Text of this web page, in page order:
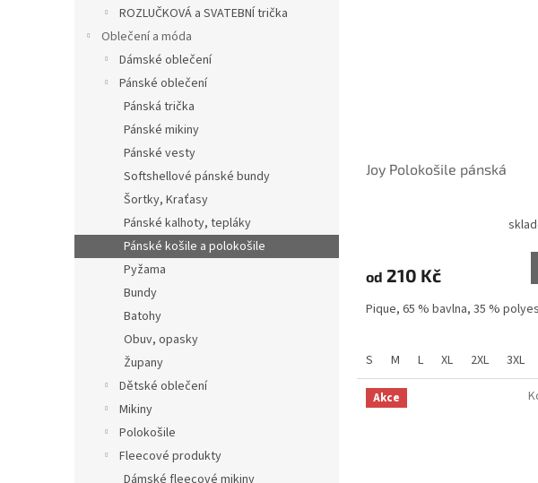
ROZLUČKOVÁ a SVATEBNÍ trička
Oblečení a móda
Dámské oblečení
Pánské oblečení
Pánská trička
Pánské mikiny
Pánské vesty
Softshellové pánské bundy
Šortky, Kraťasy
Pánské kalhoty, tepláky
Pánské košile a polokošile
Pyžama
Bundy
Batohy
Obuv, opasky
Župany
Dětské oblečení
Mikiny
Polokošile
Fleecové produkty
Dámské fleecové mikiny
Joy Polokošile pánská
od 210 Kč
Pique, 65 % bavlna, 35 %
S M L XL 2XL 3XL
Akce